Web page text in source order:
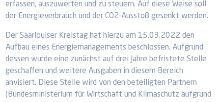
erfassen, auszuwerten und zu steuern. Auf diese Weise soll
der Energieverbrauch und der CO2-Ausstoß gesenkt werden.
Der Saarlouiser Kreistag hat hierzu am 15.03.2022 den
Aufbau eines Energiemanagements beschlossen. Aufgrund
dessen wurde eine zunächst auf drei Jahre befristete Stelle
geschaffen und weitere Ausgaben in diesem Bereich
anvisiert. Diese Stelle wird von den beteiligten Partnern
(Bundesministerium für Wirtschaft und Klimaschutz aufgrund